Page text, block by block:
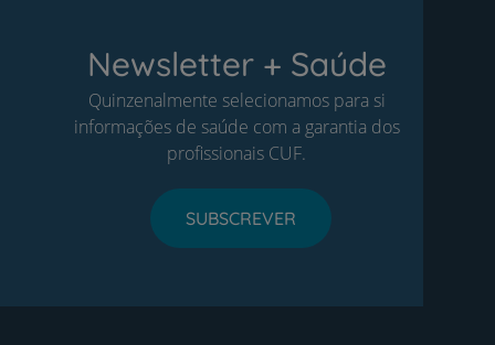
Newsletter + Saúde
Quinzenalmente selecionamos para si
informações de saúde com a garantia dos
profissionais CUF.
SUBSCREVER